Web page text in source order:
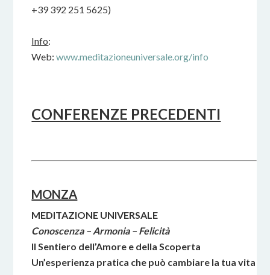
+39 392 251 5625)
Info:
Web:www.meditazioneuniversale.org/info
CONFERENZE PRECEDENTI
MONZA
MEDITAZIONE UNIVERSALE
Conoscenza – Armonia – Felicità
Il Sentiero dell’Amore e della Scoperta
Un’esperienza pratica che può cambiare la tua vita